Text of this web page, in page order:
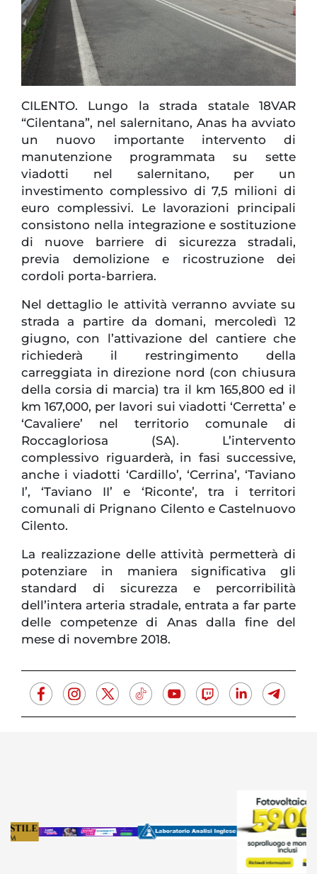
CILENTO. Lungo la strada statale 18VAR
“Cilentana”, nel salernitano, Anas ha avviato
un nuovo importante intervento di
manutenzione programmata su sette
viadotti nel salernitano, per un
investimento complessivo di 7,5 milioni di
euro complessivi. Le lavorazioni principali
consistono nella integrazione e sostituzione
di nuove barriere di sicurezza stradali,
previa demolizione e ricostruzione dei
cordoli porta-barriera.
Nel dettaglio le attività verranno avviate su
strada a partire da domani, mercoledì 12
giugno, con l’attivazione del cantiere che
richiederà il restringimento della
carreggiata in direzione nord (con chiusura
della corsia di marcia) tra il km 165,800 ed il
km 167,000, per lavori sui viadotti ‘Cerretta’ e
‘Cavaliere’ nel territorio comunale di
Roccagloriosa (SA). L’intervento
complessivo riguarderà, in fasi successive,
anche i viadotti ‘Cardillo’, ‘Cerrina’, ‘Taviano
I’, ‘Taviano II’ e ‘Riconte’, tra i territori
comunali di Prignano Cilento e Castelnuovo
Cilento.
La realizzazione delle attività permetterà di
potenziare in maniera significativa gli
standard di sicurezza e percorribilità
dell’intera arteria stradale, entrata a far parte
delle competenze di Anas dalla fine del
mese di novembre 2018.